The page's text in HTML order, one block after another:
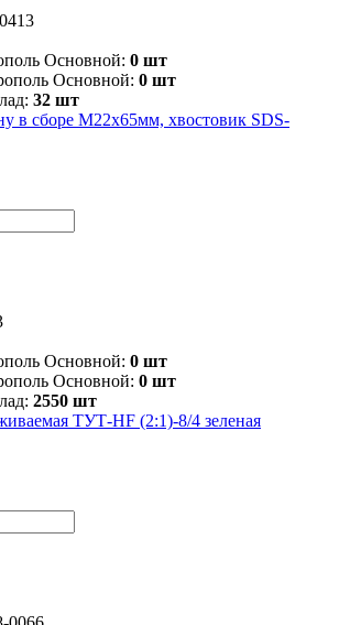
Основной: 0 шт
Основной: 0 шт
32 шт
в сборе М22х65мм, хвостовик SDS-
Основной: 0 шт
Основной: 0 шт
2550 шт
ТУТ-HF (2:1)-8/4 зеленая